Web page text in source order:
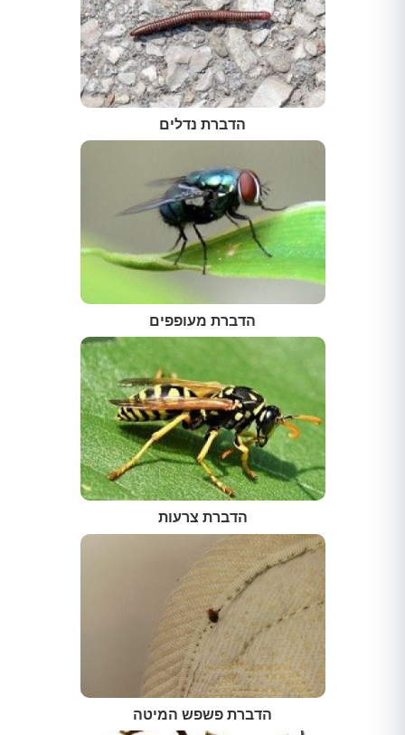
הדברת נדלים
הדברת מעופפים
הדברת צרעות
הדברת פשפש המיטה